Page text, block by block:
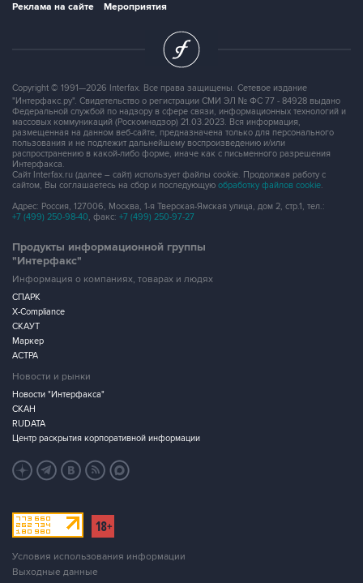
Реклама на сайте
Мероприятия
Copyright © 1991—2026 Interfax. Все права защищены. Сетевое издание
"Интерфакс.ру". Свидетельство о регистрации СМИ ЭЛ № ФС 77 - 84928 выдано
Федеральной службой по надзору в сфере связи, информационных технологий и
массовых коммуникаций (Роскомнадзор) 21.03.2023. Вся информация,
размещенная на данном веб-сайте, предназначена только для персонального
пользования и не подлежит дальнейшему воспроизведению и/или
распространению в какой-либо форме, иначе как с письменного разрешения
Интерфакса.
Сайт Interfax.ru (далее – сайт) использует файлы cookie. Продолжая работу с
сайтом, Вы соглашаетесь на сбор и последующую обработку файлов cookie.
Адрес: Россия, 127006, Москва, 1-я Тверская-Ямская улица, дом 2, стр.1, тел.:
+7 (499) 250-98-40, факс: +7 (499) 250-97-27
Продукты информационной группы
"Интерфакс"
Информация о компаниях, товарах и людях
СПАРК
X-Compliance
СКАУТ
Маркер
АСТРА
Новости и рынки
Новости "Интерфакса"
СКАН
RUDATA
Центр раскрытия корпоративной информации
Условия использования информации
Выходные данные